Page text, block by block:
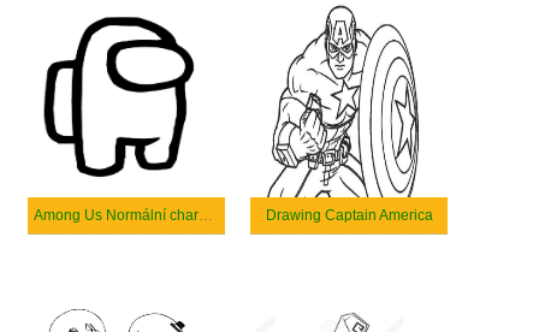
Among Us Normální charakter Drawing Captain America